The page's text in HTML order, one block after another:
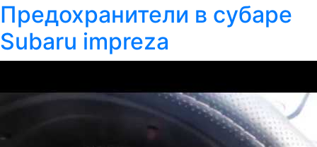
Предохранители в субаре
Subaru impreza